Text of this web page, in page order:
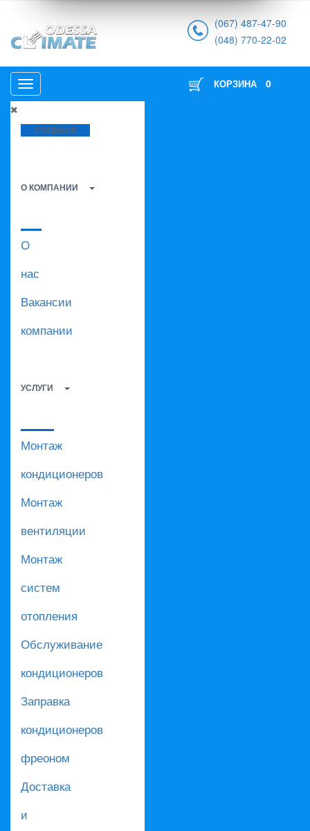
(067) 487-47-90
(048) 770-22-02
ГЛАВНАЯ
О КОМПАНИИ
О
нас
Вакансии
компании
УСЛУГИ
Монтаж
кондиционеров
Монтаж
вентиляции
Монтаж
систем
отопления
Обслуживание
кондиционеров
Заправка
кондиционеров
фреоном
Доставка
и
КОРЗИНА 0